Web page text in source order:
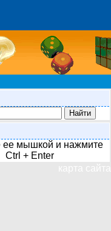
ее мышкой и нажмите
Ctrl + Enter